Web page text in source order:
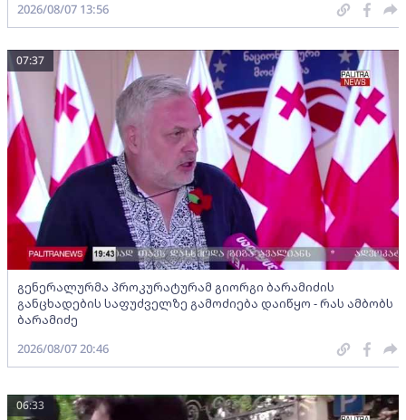
2026/08/07 13:56
გენერალურმა პროკურატურამ გიორგი ბარამიძის
განცხადების საფუძველზე გამოძიება დაიწყო - რას ამბობს
ბარამიძე
07:37
2026/08/07 20:46
06:33